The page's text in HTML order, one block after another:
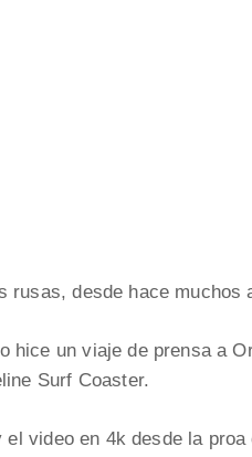
rusas, desde hace muchos
hice un viaje de prensa a
Surf Coaster.
video en 4k desde la